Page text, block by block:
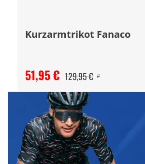
Kurzarmtrikot Fanaco
51,95 € 129,95 € #